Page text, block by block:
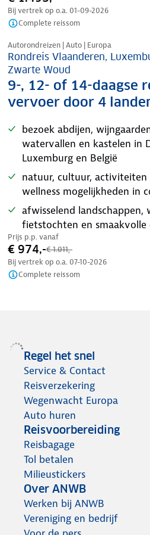
Bij vertrek op o.a. 01-09-2026
Complete reissom
Nazomer korting
Autorondreizen | Auto | Europa
Rondreis Vlaanderen,
Zwarte Woud
9-, 12- of 14-daagse
vervoer door 4
bezoek abdijen,
watervallen en kastelen in
Luxemburg en België
natuur, cultuur, activiteiten
wellness mogelijkheden in
afwisselend landschappen,
fietstochten en smaakvolle
Prijs p.p. vanaf
€ 974,-€ 1.011,-
Bij vertrek op o.a. 07-10-2026
Complete reissom
Regel het snel
Service & Contact
Reisverzekering
Wegenwacht Europa
Auto huren
Reisvoorbereiding
Reisbagage
Tol betalen
Milieustickers
Over ANWB
Werken bij ANWB
Vereniging en bedrijf